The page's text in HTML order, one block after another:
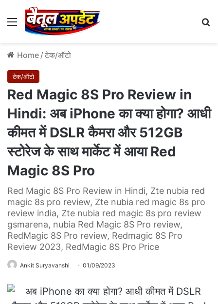
Menu
Home / टेक/ऑटो
टेक/ऑटो
Red Magic 8S Pro Review in
Hindi: अब iPhone का क्या होगा? आधी
कीमत में DSLR कैमरा और 512GB
स्टोरेज के साथ मार्केट में आया Red
Magic 8S Pro
Red Magic 8S Pro Review in Hindi, Zte nubia red
magic 8s pro review, Zte nubia red magic 8s pro
review india, Zte nubia red magic 8s pro review
gsmarena, nubia Red Magic 8S Pro review,
RedMagic 8S Pro review, Redmagic 8S Pro
Review 2023, RedMagic 8S Pro Price
Ankit Suryavanshi 01/09/2023